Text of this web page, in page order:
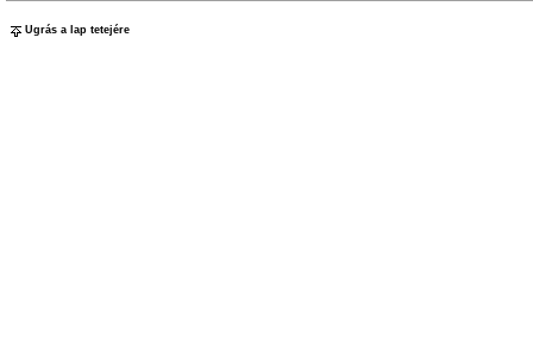
Ugrás a lap tetejére